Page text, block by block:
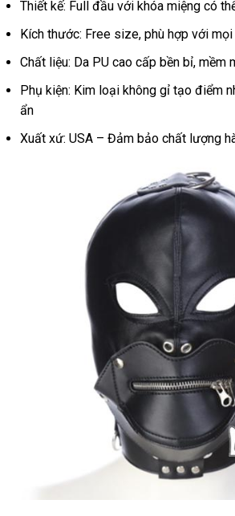
Thiết kế: Full đầu với khóa miệng có
Kích thước: Free size, phù hợp với
Chất liệu: Da PU cao cấp bền bỉ, mềm
Phụ kiện: Kim loại không gỉ tạo điểm
ẩn
Xuất xứ: USA – Đảm bảo chất lượng